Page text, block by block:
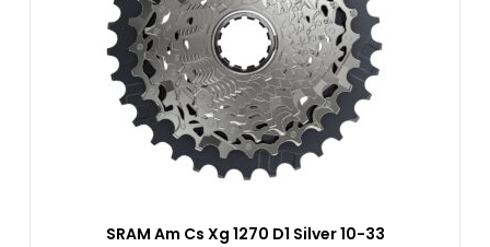
SRAM Am Cs Xg 1270 D1 Silver 10-33